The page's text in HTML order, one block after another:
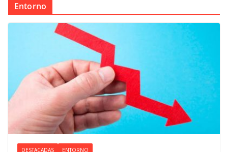
Entorno
DESTACADAS ENTORNO